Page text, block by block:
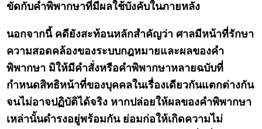
ขัดกับคำพิพากษาที่มีผลใช้บังคับในภายหลัง
นอกจากนี้ คดียังสะท้อนหลักสำคัญว่า ศาลมีหน้าที่รักษา
ความสอดคล้องของระบบกฎหมายและผลของคำ
พิพากษา มิให้มีคำสั่งหรือคำพิพากษาหลายฉบับที่
กำหนดสิทธิหน้าที่ของบุคคลในเรื่องเดียวกันแตกต่างกัน
จนไม่อาจปฏิบัติได้จริง หากปล่อยให้ผลของคำพิพากษา
เหล่านั้นดำรงอยู่พร้อมกัน ย่อมก่อให้เกิดความไม่